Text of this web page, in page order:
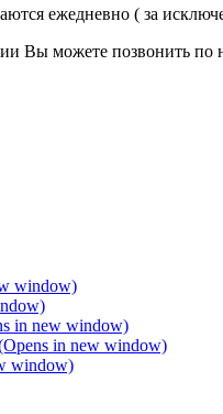
ежедневно ( за
Вы можете позвонить по
window)
in new window)
in new window)
window)